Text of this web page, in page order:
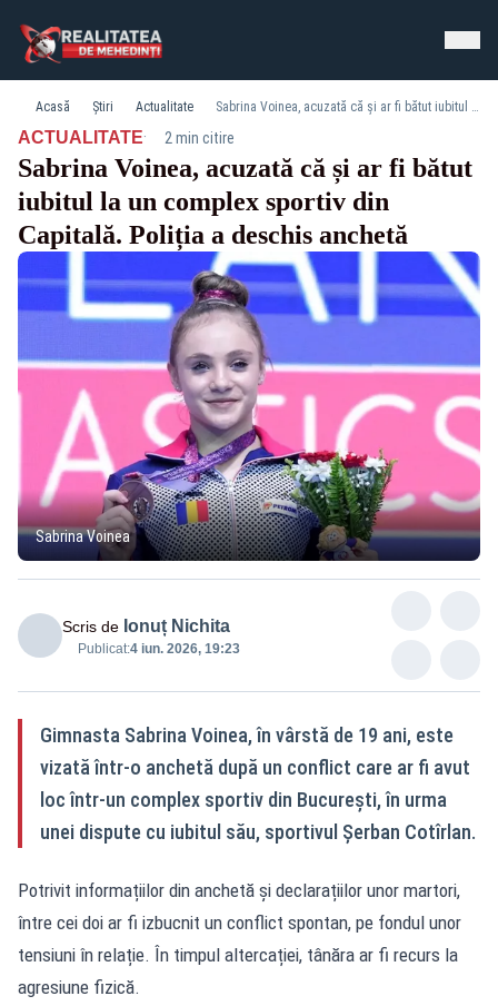
Acasă Știri Actualitate Sabrina Voinea, acuzată că și ar fi bătut iubitul la un complex sportiv din Capitală. Poliția a deschis anchetă
ACTUALITATE· 2 min citire
Sabrina Voinea, acuzată că și ar fi bătut
iubitul la un complex sportiv din
Capitală. Poliția a deschis anchetă
Sabrina Voinea
Scris de Ionuț Nichita
Publicat:4 iun. 2026, 19:23
Gimnasta Sabrina Voinea, în vârstă de 19 ani, este
vizată într-o anchetă după un conflict care ar fi avut
loc într-un complex sportiv din București, în urma
unei dispute cu iubitul său, sportivul Șerban Cotîrlan.
Potrivit informațiilor din anchetă și declarațiilor unor martori,
între cei doi ar fi izbucnit un conflict spontan, pe fondul unor
tensiuni în relație. În timpul altercației, tânăra ar fi recurs la
agresiune fizică.